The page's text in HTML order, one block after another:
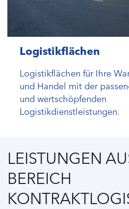
Logistikflächen
Logistikflächen für Ihre
und Handel mit der
und wertschöpfenden
Logistikdienstleistungen.
LEISTUNGEN
BEREICH